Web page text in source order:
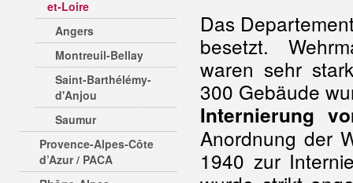
et-Loire
Angers
Montreuil-Bellay
Saint-Barthélémy-
d'Anjou
Saumur
Provence-Alpes-Côte
d’Azur / PACA
Das
besetzt.
waren sehr
300 Gebäude
Internierung
Anordnung der
1940 zur